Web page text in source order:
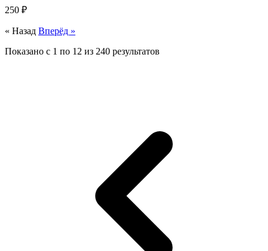
250 ₽
« Назад Вперёд »
Показано с 1 по 12 из 240 результатов